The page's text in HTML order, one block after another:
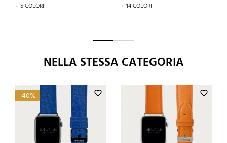
+ 5 COLORI + 14 COLORI
NELLA STESSA CATEGORIA
favorite_border
-40% favorite_border